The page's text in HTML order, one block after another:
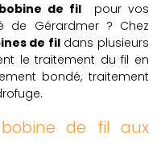
bobine de fil
pour vos
de Gérardmer ? Chez
de fildans plusieurs
le traitement du fil en
bondé, traitement
de fil aux